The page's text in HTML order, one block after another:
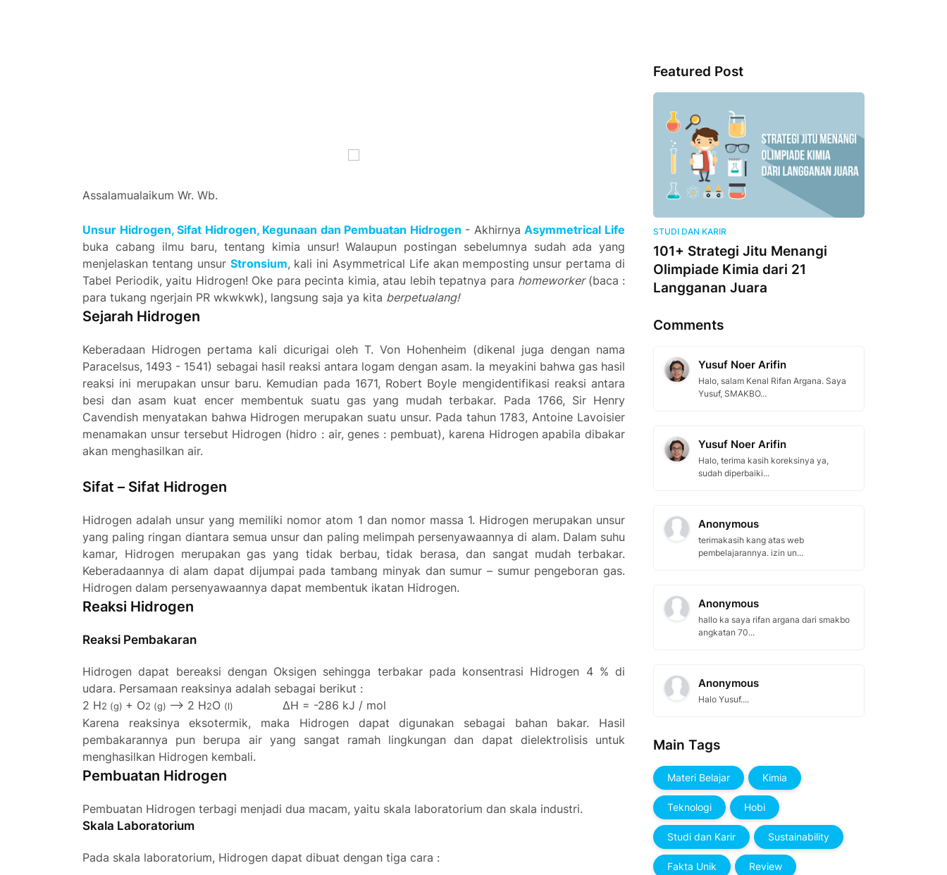
Assalamualaikum Wr. Wb.
Unsur Hidrogen, Sifat Hidrogen, Kegunaan dan Pembuatan Hidrogen - AkhirnyaAsymmetrical Life
buka cabang ilmu baru, tentang kimia unsur! Walaupun postingan sebelumnya sudah ada yang
menjelaskan tentang unsur Stronsium, kali ini Asymmetrical Life akan memposting unsur pertama di
Tabel Periodik, yaitu Hidrogen! Oke para pecinta kimia, atau lebih tepatnya para homeworker (baca :
para tukang ngerjain PR wkwkwk), langsung saja ya kita berpetualang!
Sejarah Hidrogen
Keberadaan Hidrogen pertama kali dicurigai oleh T. Von Hohenheim (dikenal juga dengan nama
Paracelsus, 1493 - 1541) sebagai hasil reaksi antara logam dengan asam. Ia meyakini bahwa gashasil
reaksi ini merupakan unsur baru. Kemudian pada 1671, Robert Boyle mengidentifikasi reaksi antara
besi dan asam kuat encer membentuk suatu gas yang mudah terbakar. Pada 1766, Sir Henry
Cavendish menyatakan bahwa Hidrogen merupakan suatu unsur. Pada tahun 1783, Antoine Lavoisier
menamakan unsur tersebut Hidrogen (hidro : air, genes : pembuat), karena Hidrogen apabila dibakar
akan menghasilkan air.
Sifat – Sifat Hidrogen
Hidrogen adalah unsur yang memiliki nomor atom 1 dan nomor massa 1. Hidrogen merupakan unsur
yang paling ringan diantara semua unsur dan paling melimpah persenyawaannya di alam. Dalam suhu
kamar, Hidrogen merupakan gas yang tidak berbau, tidak berasa, dan sangat mudah terbakar.
Keberadaannya di alam dapat dijumpai pada tambang minyak dan sumur – sumur pengeboran gas.
Hidrogen dalam persenyawaannya dapat membentuk ikatan Hidrogen.
Reaksi Hidrogen
Reaksi Pembakaran
Hidrogen dapat bereaksi dengan Oksigen sehingga terbakar pada konsentrasi Hidrogen 4 % di
udara. Persamaan reaksinya adalah sebagai berikut :
2 H2 (g) + O2 (g) --> 2 H2O (l)
ΔH = -286 kJ / mol
Karena reaksinya eksotermik, maka Hidrogen dapat digunakan sebagai bahan bakar. Hasil
pembakarannya pun berupa air yang sangat ramah lingkungan dan dapat dielektrolisis untuk
menghasilkan Hidrogen kembali.
Pembuatan Hidrogen
Pembuatan Hidrogen terbagi menjadi dua macam, yaitu skala laboratorium dan skala industri.
Skala Laboratorium
Pada skala laboratorium, Hidrogen dapat dibuat dengan tiga cara :
Featured Post
STUDI DAN KARIR
101+ Strategi Jitu Menangi
Olimpiade Kimia dari 21
Langganan Juara
Comments
Yusuf Noer Arifin
Halo, salam Kenal Rifan Argana. Saya
Yusuf, SMAKBO...
Yusuf Noer Arifin
Halo, terima kasih koreksinya ya,
sudah diperbaiki...
Anonymous
terimakasih kang atas web
pembelajarannya. izin un...
Anonymous
hallo ka saya rifan argana dari smakbo
angkatan 70...
Anonymous
Halo Yusuf....
Main Tags
Materi Belajar Kimia
Teknologi Hobi
Studi dan Karir Sustainability
Fakta Unik Review